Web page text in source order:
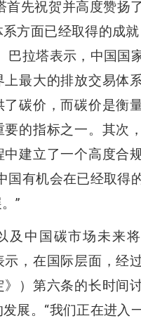
首先祝贺并高度赞扬
方面已经取得的成
巴拉塔表示，中国国
上最大的排放交易体
了碳价，而碳价是衡
要的指标之一。其次
中建立了一个高度合
国有机会在已经取得
”
及中国碳市场未来
示，在国际层面，经
》）第六条的长时间
展。“我们正在进入